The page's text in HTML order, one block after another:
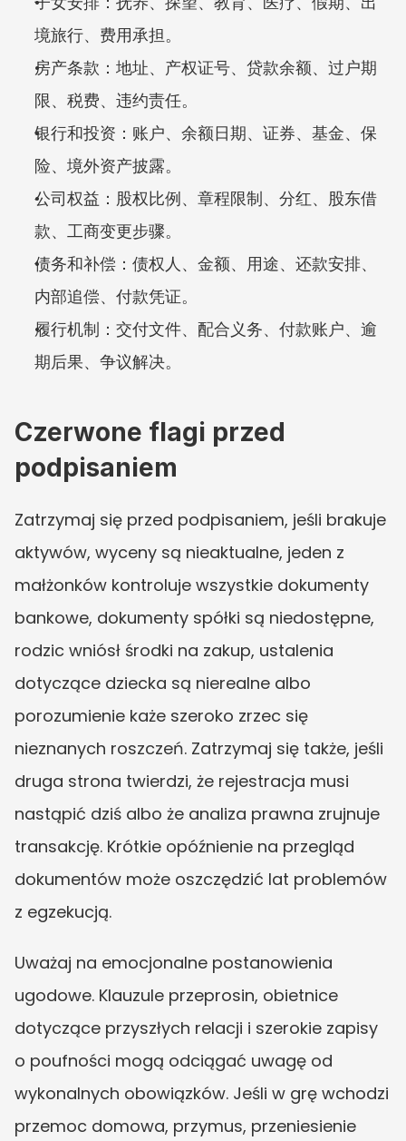
境旅行、费用承担。
房产条款：地址、产权证号、贷款余额、过户期
限、税费、违约责任。
银行和投资：账户、余额日期、证券、基金、保
险、境外资产披露。
公司权益：股权比例、章程限制、分红、股东借
款、工商变更步骤。
债务和补偿：债权人、金额、用途、还款安排、
内部追偿、付款凭证。
履行机制：交付文件、配合义务、付款账户、逾
期后果、争议解决。
Czerwone flagi przed
podpisaniem
Zatrzymaj się przed podpisaniem, jeśli brakuje
aktywów, wyceny są nieaktualne, jeden z
małżonków kontroluje wszystkie dokumenty
bankowe, dokumenty spółki są niedostępne,
rodzic wniósł środki na zakup, ustalenia
dotyczące dziecka są nierealne albo
porozumienie każe szeroko zrzec się
nieznanych roszczeń. Zatrzymaj się także, jeśli
druga strona twierdzi, że rejestracja musi
nastąpić dziś albo że analiza prawna zrujnuje
transakcję. Krótkie opóźnienie na przegląd
dokumentów może oszczędzić lat problemów
z egzekucją.
Uważaj na emocjonalne postanowienia
ugodowe. Klauzule przeprosin, obietnice
dotyczące przyszłych relacji i szerokie zapisy
o poufności mogą odciągać uwagę od
wykonalnych obowiązków. Jeśli w grę wchodzi
przemoc domowa, przymus, przeniesienie